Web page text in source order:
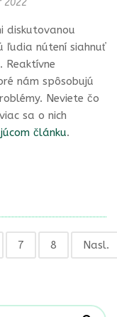
2022
diskutovanou
ľudia nútení siahnuť
nám spôsobujú
Neviete čo
sa o nich
článku.
7 8 Nasl.